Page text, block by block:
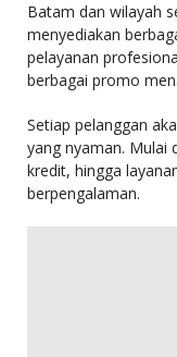
Batam dan wilayah
menyediakan
pelayanan
berbagai promo
Setiap pelanggan
yang nyaman. Mulai
kredit, hingga
berpengalaman.